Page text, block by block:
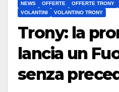
NEWS OFFERTE OFFERTE TRONY
VOLANTINI
VOLANTINO TRONY
Trony: la
lancia un
senza